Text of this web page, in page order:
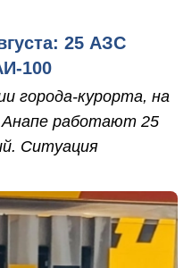
25 АЗС
100
города-курорта, на
Анапе работают 25
Ситуация